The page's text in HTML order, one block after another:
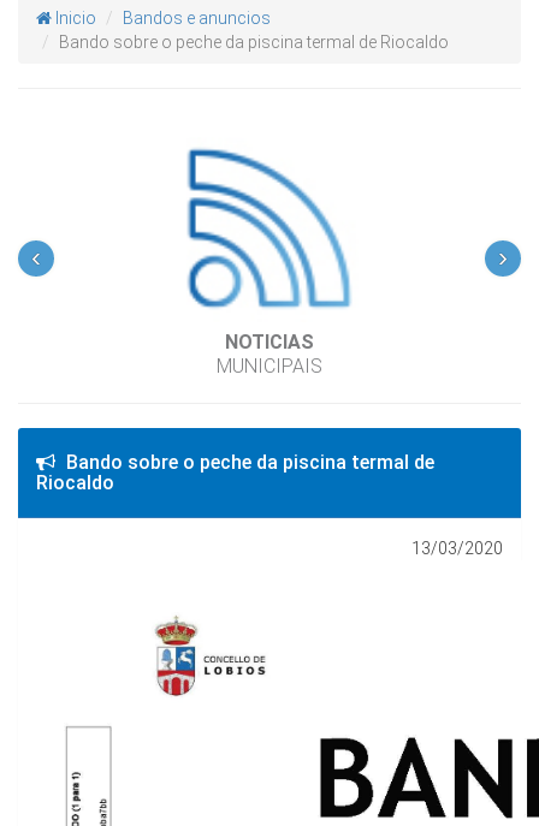
Inicio
Bandos e anuncios
Bando sobre o peche da piscina termal de Riocaldo
NOTICIAS
MUNICIPAIS
‹ ›
Bando sobre o peche da piscina termal de
Riocaldo
13/03/2020